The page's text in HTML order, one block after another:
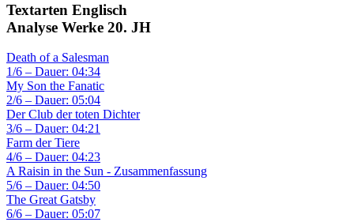
Textarten Englisch
Analyse Werke 20. JH
Death of a Salesman
1/6 – Dauer: 04:34
My Son the Fanatic
2/6 – Dauer: 05:04
Der Club der toten Dichter
3/6 – Dauer: 04:21
Farm der Tiere
4/6 – Dauer: 04:23
A Raisin in the Sun - Zusammenfassung
5/6 – Dauer: 04:50
The Great Gatsby
6/6 – Dauer: 05:07